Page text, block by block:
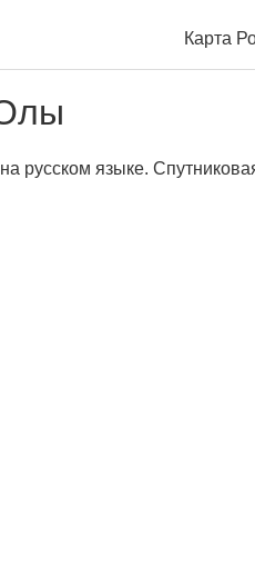
Карта
русском языке.